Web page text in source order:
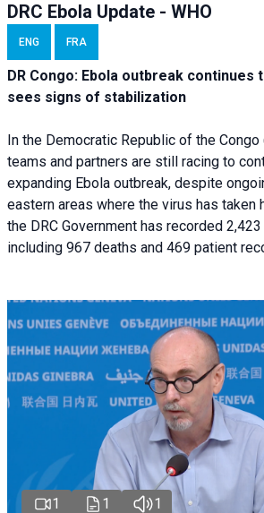
DRC Ebola Update - WHO
ENG FRA
DR Congo: Ebola outbreak continues
sees signs of stabilization
In the Democratic Republic of the Congo
teams and partners are still racing to
expanding Ebola outbreak, despite
eastern areas where the virus has taken
the DRC Government has recorded
including 967 deaths and 469 patient
1 1 1